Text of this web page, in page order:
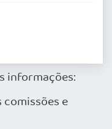
informações:
e